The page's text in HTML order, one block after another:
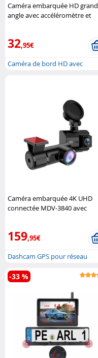
Caméra embarquée HD grand
angle avec accéléromètre et
32,95€
Caméra de bord HD avec
Caméra embarquée 4K UHD
connectée MDV-3840 avec
159,95€
Dashcam GPS pour réseau
sans fil av...
-33 %